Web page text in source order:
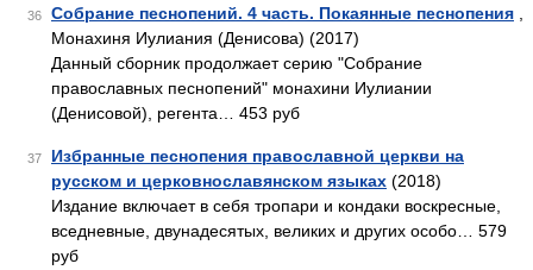
36 Собрание песнопений. 4 часть. Покаянные песнопения
Монахиня Иулиания (Денисова) (2017)
Данный сборник продолжает серию "Собрание
православных песнопений" монахини Иулиании
(Денисовой), регента… 453 руб
37
Избранные песнопения православной церкви на
русском и церковнославянском языках (2018)
Издание включает в себя тропари и кондаки воскресные,
вседневные, двунадесятых, великих и других особо… 579
руб